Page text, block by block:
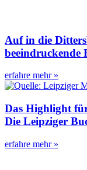
Auf in die
beeindruckende
erfahre mehr »
Das Highlight
Die Leipziger
erfahre mehr »